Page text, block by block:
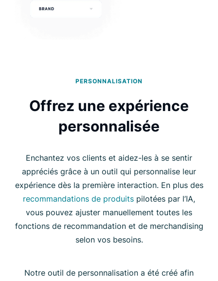
PERSONNALISATION
Offrez une expérience
personnalisée
Enchantez vos clients et aidez-les à se sentir
appréciés grâce à un outil qui personnalise leur
expérience dès la première interaction. En plus des
recommandations de produits pilotées par l’IA,
vous pouvez ajuster manuellement toutes les
fonctions de recommandation et de merchandising
selon vos besoins.
Notre outil de personnalisation a été créé afin